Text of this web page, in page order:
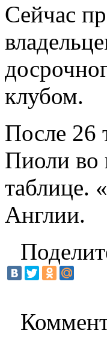
Сейчас
клубом.
После 26
Пиоли во
таблице.
Англии.